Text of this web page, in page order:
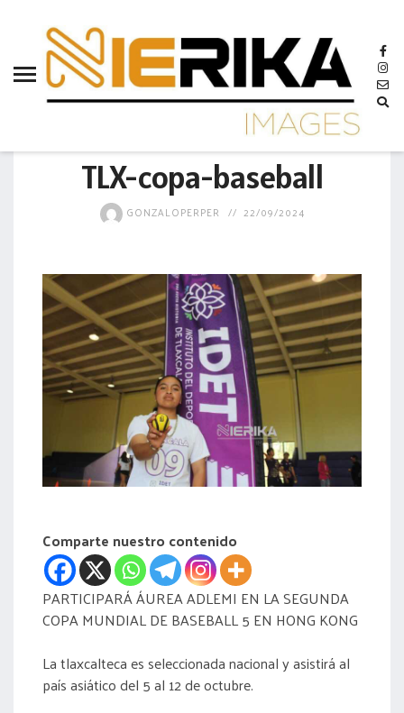
TLX-copa-baseball
GONZALOPERPER 22/09/2024
Comparte nuestro contenido
PARTICIPARÁ ÁUREA ADLEMI EN LA SEGUNDA
COPA MUNDIAL DE BASEBALL 5 EN HONG KONG
La tlaxcalteca es seleccionada nacional y asistirá al
país asiático del 5 al 12 de octubre.
aamtlax
abanderamiento
acciones
aclaración